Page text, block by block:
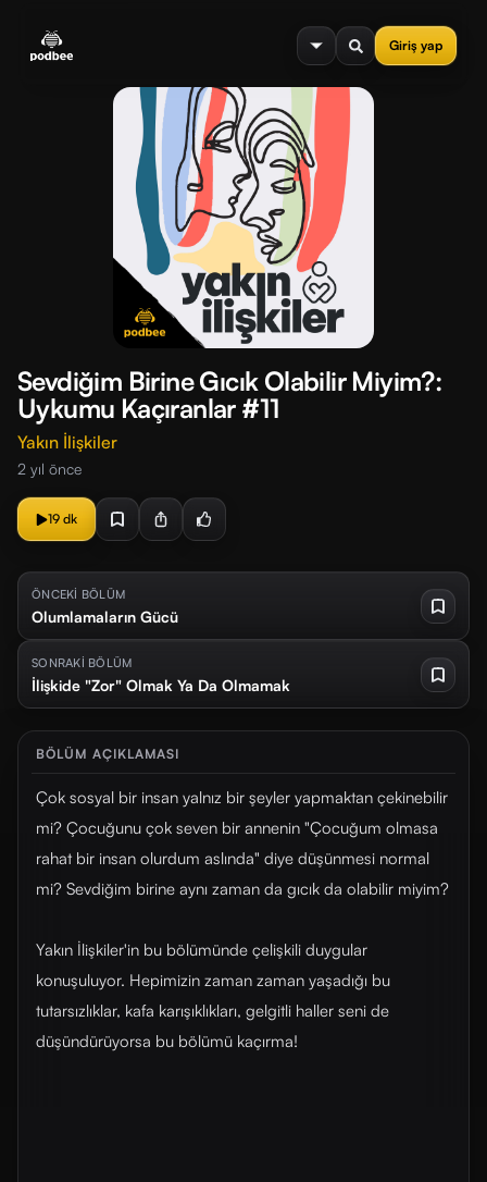
Giriş yap
menu
Sevdiğim Birine Gıcık Olabilir Miyim?:
Uykumu Kaçıranlar #11
Yakın İlişkiler
2 yıl önce
19 dk
ÖNCEKİ BÖLÜM
Olumlamaların Gücü
SONRAKİ BÖLÜM
İlişkide "Zor" Olmak Ya Da Olmamak
BÖLÜM AÇIKLAMASI
Çok sosyal bir insan yalnız bir şeyler yapmaktan çekinebilir
mi? Çocuğunu çok seven bir annenin "Çocuğum olmasa
rahat bir insan olurdum aslında" diye düşünmesi normal
mi? Sevdiğim birine aynı zaman da gıcık da olabilir miyim?
Yakın İlişkiler'in bu bölümünde çelişkili duygular
konuşuluyor. Hepimizin zaman zaman yaşadığı bu
tutarsızlıklar, kafa karışıklıkları, gelgitli haller seni de
düşündürüyorsa bu bölümü kaçırma!